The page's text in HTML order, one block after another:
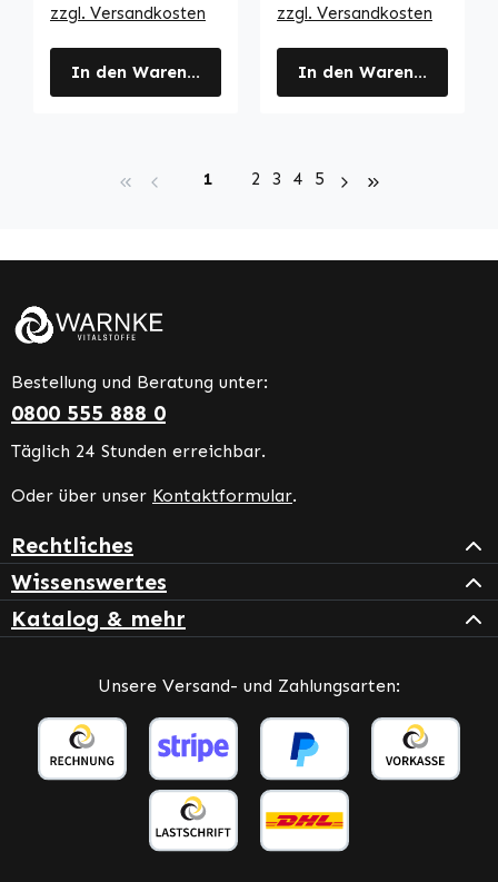
zzgl. Versandkosten
In den Warenkorb
zzgl. Versandkosten
In den Warenkorb
Seite
1 Seite
2 Seite
3 Seite
4 Seite
5
Bestellung und Beratung unter:
0800 555 888 0
Täglich 24 Stunden erreichbar.
Oder über unser Kontaktformular.
Rechtliches
Wissenswertes
Katalog & mehr
Unsere Versand- und Zahlungsarten: